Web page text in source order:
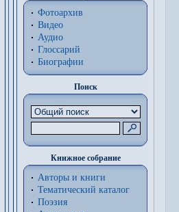
Фотоархив
Видео
Аудио
Глоссарий
Биографии
Поиск
Книжное собрание
Авторы и книги
Тематический каталог
Поэзия